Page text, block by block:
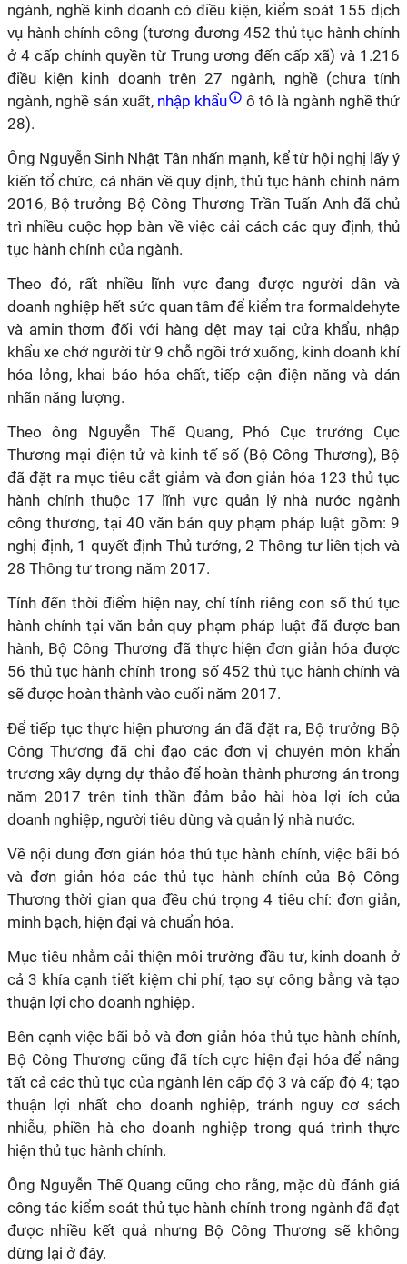
ngành, nghề kinh doanh có điều kiện, kiểm soát 155 dịch
vụ hành chính công (tương đương 452 thủ tục hành chính
ở 4 cấp chính quyền từ Trung ương đến cấp xã) và 1.216
điều kiện kinh doanh trên 27 ngành, nghề (chưa tính
ngành, nghề sản xuất,nhập khẩu
ô tô là ngành nghề thứ
28).
Ông Nguyễn Sinh Nhật Tân nhấn mạnh, kể từ hội nghị lấy ý
kiến tổ chức, cá nhân về quy định, thủ tục hành chính năm
2016, Bộ trưởng Bộ Công Thương Trần Tuấn Anh đã chủ
trì nhiều cuộc họp bàn về việc cải cách các quy định, thủ
tục hành chính của ngành.
Theo đó, rất nhiều lĩnh vực đang được người dân và
doanh nghiệp hết sức quan tâm để kiểm tra formaldehyte
và amin thơm đối với hàng dệt may tại cửa khẩu, nhập
khẩu xe chở người từ 9 chỗ ngồi trở xuống, kinh doanh khí
hóa lỏng, khai báo hóa chất, tiếp cận điện năng và dán
nhãn năng lượng.
Theo ông Nguyễn Thế Quang, Phó Cục trưởng Cục
Thương mại điện tử và kinh tế số (Bộ Công Thương), Bộ
đã đặt ra mục tiêu cắt giảm và đơn giản hóa 123 thủ tục
hành chính thuộc 17 lĩnh vực quản lý nhà nước ngành
công thương, tại 40 văn bản quy phạm pháp luật gồm: 9
nghị định, 1 quyết định Thủ tướng, 2 Thông tư liên tịch và
28 Thông tư trong năm 2017.
Tính đến thời điểm hiện nay, chỉ tính riêng con số thủ tục
hành chính tại văn bản quy phạm pháp luật đã được ban
hành, Bộ Công Thương đã thực hiện đơn giản hóa được
56 thủ tục hành chính trong số 452 thủ tục hành chính và
sẽ được hoàn thành vào cuối năm 2017.
Để tiếp tục thực hiện phương án đã đặt ra, Bộ trưởng Bộ
Công Thương đã chỉ đạo các đơn vị chuyên môn khẩn
trương xây dựng dự thảo để hoàn thành phương án trong
năm 2017 trên tinh thần đảm bảo hài hòa lợi ích của
doanh nghiệp, người tiêu dùng và quản lý nhà nước.
Về nội dung đơn giản hóa thủ tục hành chính, việc bãi bỏ
và đơn giản hóa các thủ tục hành chính của Bộ Công
Thương thời gian qua đều chú trọng 4 tiêu chí: đơn giản,
minh bạch, hiện đại và chuẩn hóa.
Mục tiêu nhằm cải thiện môi trường đầu tư, kinh doanh ở
cả 3 khía cạnh tiết kiệm chi phí, tạo sự công bằng và tạo
thuận lợi cho doanh nghiệp.
Bên cạnh việc bãi bỏ và đơn giản hóa thủ tục hành chính,
Bộ Công Thương cũng đã tích cực hiện đại hóa để nâng
tất cả các thủ tục của ngành lên cấp độ 3 và cấp độ 4; tạo
thuận lợi nhất cho doanh nghiệp, tránh nguy cơ sách
nhiễu, phiền hà cho doanh nghiệp trong quá trình thực
hiện thủ tục hành chính.
Ông Nguyễn Thế Quang cũng cho rằng, mặc dù đánh giá
công tác kiểm soát thủ tục hành chính trong ngành đã đạt
được nhiều kết quả nhưng Bộ Công Thương sẽ không
dừng lại ở đây.